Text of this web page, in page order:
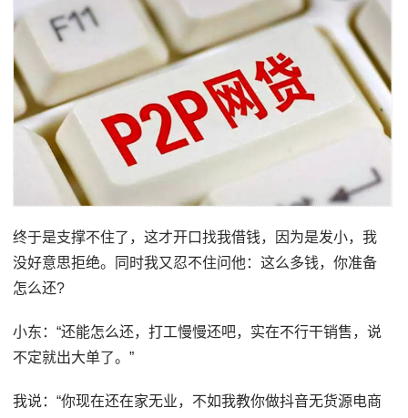
终于是支撑不住了，这才开口找我借钱，因为是发小，我
没好意思拒绝。同时我又忍不住问他：这么多钱，你准备
怎么还?
小东：“还能怎么还，打工慢慢还吧，实在不行干销售，说
不定就出大单了。”
我说：“你现在还在家无业，不如我教你做抖音无货源电商